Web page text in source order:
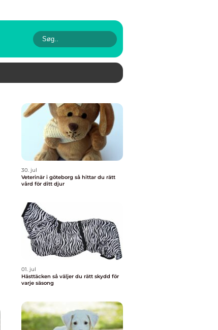
30. jul
Veterinär i göteborg så hittar du rätt
vård för ditt djur
01. jul
Hästtäcken så väljer du rätt skydd för
varje säsong